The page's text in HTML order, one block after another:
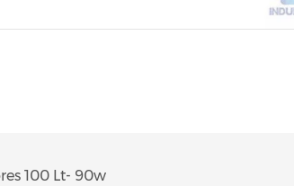
100 Lt- 90w